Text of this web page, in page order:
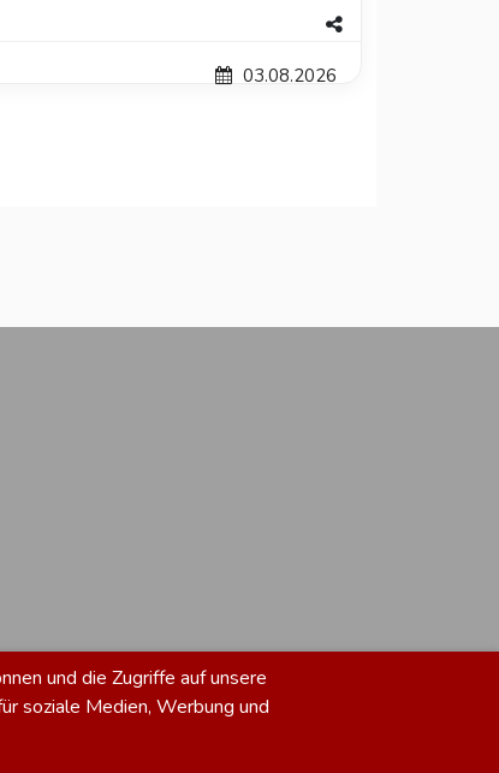
03.08.2026
und die Zugriffe auf unsere
soziale Medien, Werbung und